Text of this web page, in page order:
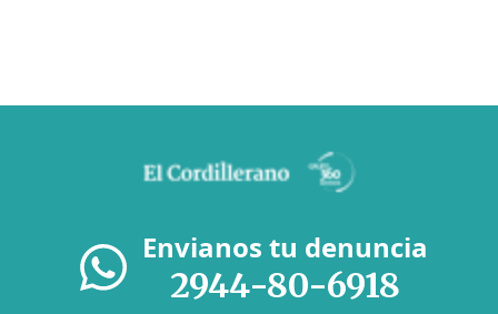
Envianos tu denuncia
2944-80-6918